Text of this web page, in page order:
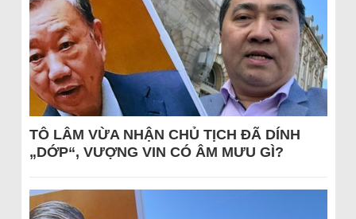
TÔ LÂM VỪA NHẬN CHỦ TỊCH ĐÃ DÍNH
„DỚP“, VƯỢNG VIN CÓ ÂM MƯU GÌ?